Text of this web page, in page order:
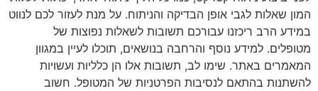
המון שאלות לגבי אופן הבדיקה והניתוח. על מנת לעזור לכם לנווט
במידע הרב ריכזנו עבורכם תשובות לשאלות נפוצות של
מטופלים. למידע נוסף והרחבה בנושאים, תוכלו לעיין במגוון
המאמרים באתר. שימו לב, תשובות אלו הן כלליות ועשויות
להשתנות בהתאם לנסיבות הפרטניות של המטופל. חשוב